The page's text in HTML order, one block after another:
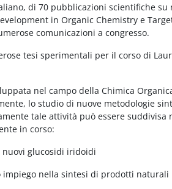
di 70 pubblicazioni scientifiche
in Organic Chemistry e
comunicazioni a congresso.
tesi sperimentali per il corso di
nel campo della Chimica
lo studio di nuove metodologie
tale attività può essere
in corso:
glucosidi iridoidi
impiego nella sintesi di prodotti naturali